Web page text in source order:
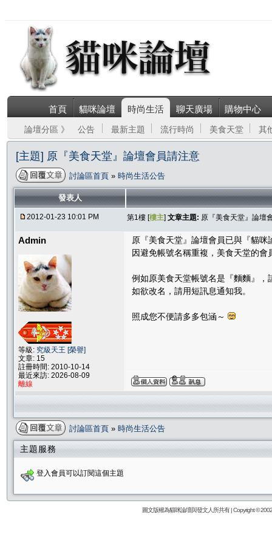
首頁 貓咪論壇 時尚生活 聊天廣場 購物中心
論壇分區 》 公告 最新主題 流行時尚 美食天堂 其
[主題] 原『美食天堂』論壇會員請注意
討論區首頁 » 時尚生活公告
發表人
2012-01-23 10:01 PM 第1樓 [樓主] 文章主題: 原『美食天堂』論壇
Admin
等級: 究級天王 [榮譽]
文章: 15
註冊時間: 2010-10-14
最近來訪: 2026-08-09
離線
原『美食天堂』論壇會員已與『貓咪
因避免帳號名稱重複，美食天堂的
例如原美食天堂帳號名是『麵麵』，
如欲改名，請用短訊息通知我。
照成您不便請多多包涵～
討論區首頁 » 時尚生活公告
主題服務
登入會員可以訂閱這個主題
圖文版權為貓咪論壇與發文人所共有 | Copyright ©